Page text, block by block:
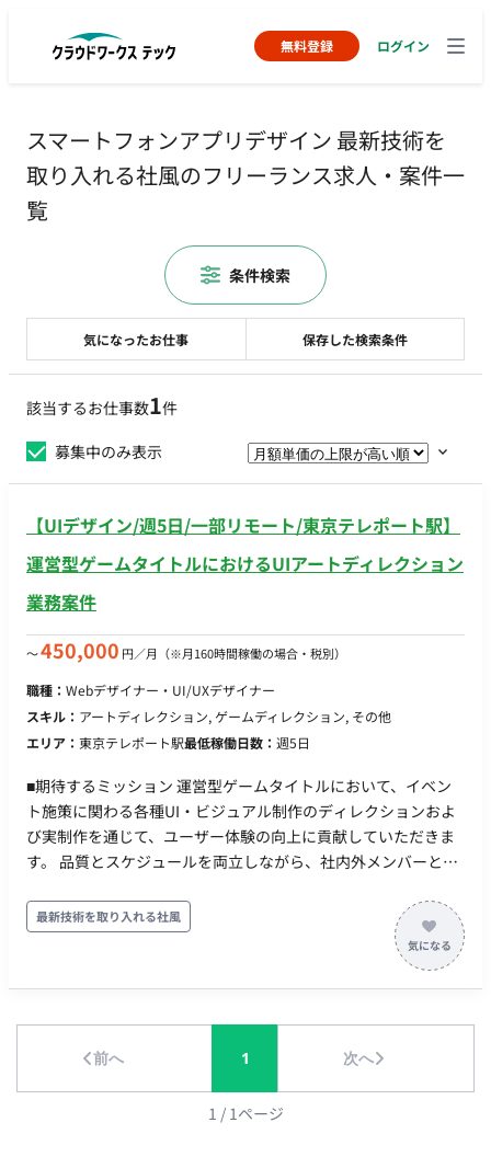
無料登録 ログイン
スマートフォンアプリデザイン 最新技術を
取り入れる社風のフリーランス求人・案件一
覧
該当するお仕事数1件
募集中のみ表示
【UIデザイン/週5日/一部リモート/東京テレポート駅】
運営型ゲームタイトルにおけるUIアートディレクション
業務案件
〜450,000 円／月 （※月160時間稼働の場合・税別）
職種： Webデザイナー・UI/UXデザイナー
スキル： アートディレクション, ゲームディレクション, その他
エリア： 東京テレポート駅最低稼働日数： 週5日
■期待するミッション 運営型ゲームタイトルにおいて、イベン
ト施策に関わる各種UI・ビジュアル制作のディレクションおよ
び実制作を通じて、ユーザー体験の向上に貢献していただきま
す。 品質とスケジュールを両立しながら、社内外メンバーと連
です。 ■業務内容・担当工程 【イベント施策に関わるデザイン
制作】 ・ロゴデザイン、アイコン制作など各種クリエイティブ
制作 ・UIパーツやビジュアル素材の作成 担当工程：実装・テス
ト 【クオリティコントロール（アートディレクション業務）】
【進行管理・折衝業務】 ・セクションメンバーのスケジュール
管理 ・外部協力会社との折衝、スケジュール調整 ・社内外との
調整業務 担当工程：要件定義・保守運用 ■チーム体制 ・アート
最新技術を取り入れる社風
前へ 1 次へ
1 / 1ページ
気になったお仕事 保存した検索条件
条件検索